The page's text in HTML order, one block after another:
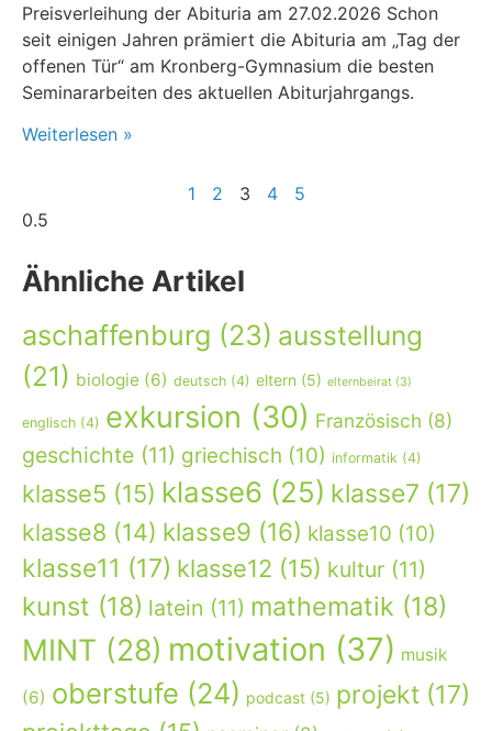
Preisverleihung der Abituria am 27.02.2026 Schon
seit einigen Jahren prämiert die Abituria am „Tag der
offenen Tür“ am Kronberg-Gymnasium die besten
Seminararbeiten des aktuellen Abiturjahrgangs.
Weiterlesen »
1 2 3 4 5
Ähnliche Artikel
aschaffenburg (23) ausstellung
(21) biologie (6) deutsch (4) eltern (5) elternbeirat (3)
englisch (4) exkursion (30) Französisch (8)
geschichte (11) griechisch (10) informatik (4)
klasse5 (15) klasse6 (25) klasse7 (17)
klasse8 (14) klasse9 (16) klasse10 (10)
klasse11 (17) klasse12 (15) kultur (11)
kunst (18) latein (11) mathematik (18)
MINT (28) motivation (37) musik
(6) oberstufe (24) podcast (5) projekt (17)